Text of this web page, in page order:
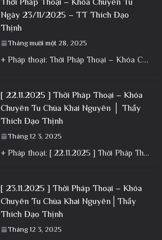
Ngày 23/11/2025 – TT Thích Đạo
Thịnh
Tháng mười một 28, 2025
+ Pháp thoại: Thời Pháp Thoại – Khóa Chuyên Tu Ngày 23/11/2025 – TT Thích Đạo Thịnh + Album: Pháp
[ 22.11.2025 ] Thời Pháp Thoại – Khóa
Chuyên Tu Chùa Khai Nguyên │ Thầy
Thích Đạo Thịnh
Tháng 12 3, 2025
+ Pháp thoại: [ 22.11.2025 ] Thời Pháp Thoại – Khóa Chuyên Tu Chùa Khai Nguyên │ Thầy Thích Đạo
[ 23.11.2025 ] Thời Pháp Thoại – Khóa
Chuyên Tu Chùa Khai Nguyên│Thầy
Thích Đạo Thịnh
Tháng 12 3, 2025